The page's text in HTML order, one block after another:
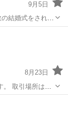
9月5日
結婚式をされる
ってもおしゃれ
8月23日
海